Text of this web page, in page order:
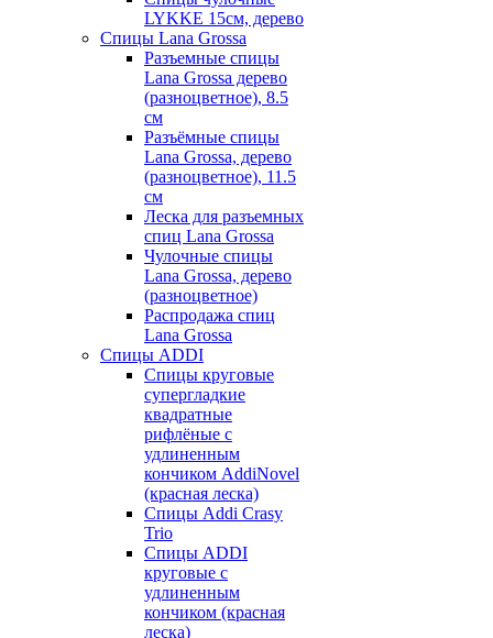
LYKKE 15см, дерево
Спицы Lana Grossa
Разъемные спицы
Lana Grossa дерево
(разноцветное), 8.5
см
Разъёмные спицы
Lana Grossa, дерево
(разноцветное), 11.5
см
Леска для разъемных
спиц Lana Grossa
Чулочные спицы
Lana Grossa, дерево
(разноцветное)
Распродажа спиц
Lana Grossa
Спицы ADDI
Спицы круговые
супергладкие
квадратные
рифлёные с
удлиненным
кончиком AddiNovel
(красная леска)
Спицы Addi Crasy
Trio
Спицы ADDI
круговые с
удлиненным
кончиком (красная
леска)